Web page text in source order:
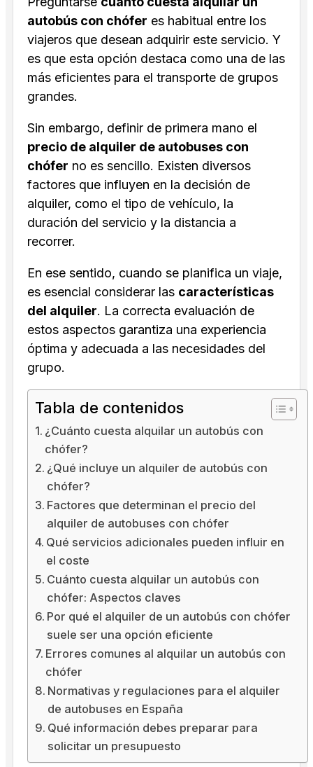
autobús con chófer es habitual entre los
viajeros que desean adquirir este servicio. Y
es que esta opción destaca como una de las
más eficientes para el transporte de grupos
grandes.
Sin embargo, definir de primera mano el
precio de alquiler de autobuses con
chófer no es sencillo. Existen diversos
factores que influyen en la decisión de
alquiler, como el tipo de vehículo, la
duración del servicio y la distancia a
recorrer.
En ese sentido, cuando se planifica un viaje,
es esencial considerar las características
del alquiler. La correcta evaluación de
estos aspectos garantiza una experiencia
óptima y adecuada a las necesidades del
grupo.
Tabla de contenidos
¿Cuánto cuesta alquilar un autobús con
chófer?
¿Qué incluye un alquiler de autobús con
chófer?
Factores que determinan el precio del
alquiler de autobuses con chófer
Qué servicios adicionales pueden influir en
el coste
Cuánto cuesta alquilar un autobús con
chófer: Aspectos claves
Por qué el alquiler de un autobús con chófer
suele ser una opción eficiente
Errores comunes al alquilar un autobús con
chófer
Normativas y regulaciones para el alquiler
de autobuses en España
Qué información debes preparar para
solicitar un presupuesto